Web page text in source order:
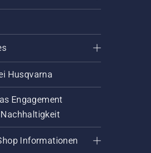
Husqvarna
Engagement
Informationen